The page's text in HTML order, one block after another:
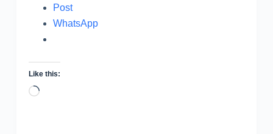
Post
WhatsApp
Like this:
Loading…